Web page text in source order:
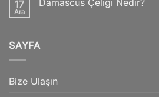
İmalatında
17
Ara
Damascus Çeliği Nedir?
Nedir?
SAYFA
Bize Ulaşın